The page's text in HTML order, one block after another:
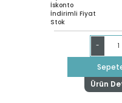
İskonto
İndirimli Fiyat
Stok
-
Ürün